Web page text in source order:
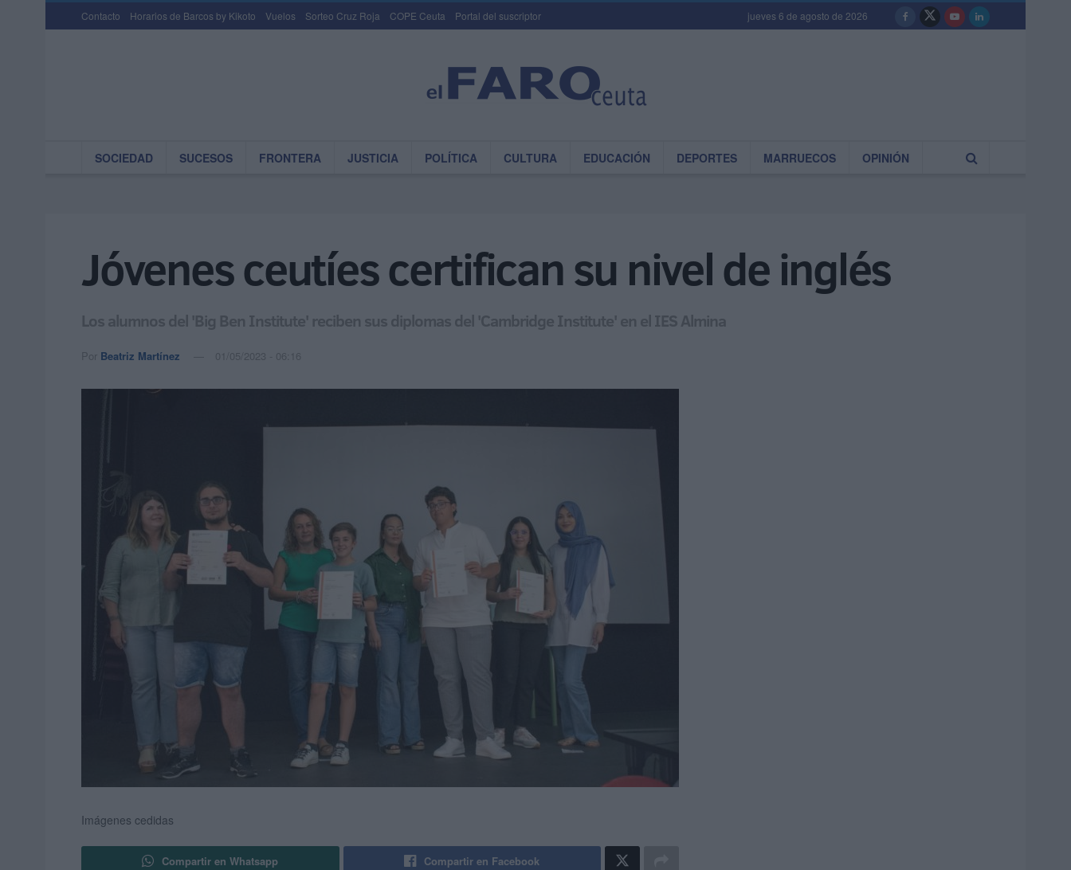
Contacto Horarios de Barcos by Kikoto Vuelos Sorteo Cruz Roja COPE Ceuta Portal del suscriptor jueves 6 de agosto de 2026
SOCIEDAD SUCESOS FRONTERA JUSTICIA POLÍTICA CULTURA EDUCACIÓN DEPORTES MARRUECOS OPINIÓN
Jóvenes ceutíes certifican su nivel de inglés
Los alumnos del 'Big Ben Institute' reciben sus diplomas del 'Cambridge Institute' en el IES Almina
Por Beatriz Martínez 01/05/2023 - 06:16
Imágenes cedidas
Compartir en Whatsapp Compartir en Facebook